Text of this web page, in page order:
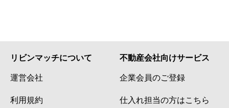
リビンマッチについて
運営会社
利用規約
不動産会社向けサービス
企業会員のご登録
仕入れ担当の方はこちら